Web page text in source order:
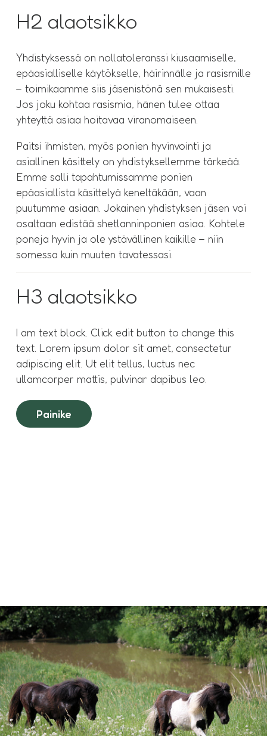
H2 alaotsikko
Yhdistyksessä on nollatoleranssi kiusaamiselle,
epäasialliselle käytökselle, häirinnälle ja rasismille
– toimikaamme siis jäsenistönä sen mukaisesti.
Jos joku kohtaa rasismia, hänen tulee ottaa
yhteyttä asiaa hoitavaa viranomaiseen.
Paitsi ihmisten, myös ponien hyvinvointi ja
asiallinen käsittely on yhdistyksellemme tärkeää.
Emme salli tapahtumissamme ponien
epäasiallista käsittelyä keneltäkään, vaan
puutumme asiaan. Jokainen yhdistyksen jäsen voi
osaltaan edistää shetlanninponien asiaa. Kohtele
poneja hyvin ja ole ystävällinen kaikille – niin
somessa kuin muuten tavatessasi.
H3 alaotsikko
I am text block. Click edit button to change this
text. Lorem ipsum dolor sit amet, consectetur
adipiscing elit. Ut elit tellus, luctus nec
ullamcorper mattis, pulvinar dapibus leo.
Painike